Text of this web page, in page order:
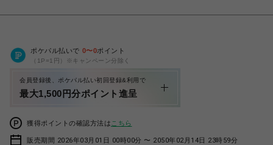
ポケパル払いで 0〜0ポイント
（1P=1円）※キャンペーン分除く
会員登録後、ポケパル払い初回登録&利用で
最大1,500円分ポイント進呈
獲得ポイントの確認方法は こちら
販売期間 2026年03月01日 00時00分 〜 2050年02月14日 23時59分